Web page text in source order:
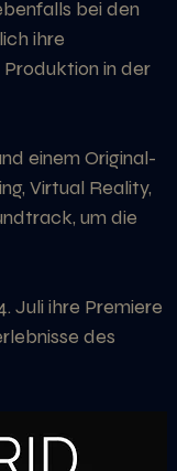
bei den
ihre
in der
einem Original-
Virtual Reality,
um die
Juli ihre Premiere
des